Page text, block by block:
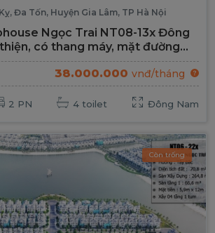
Đa Tốn, Huyện Gia Lâm, TP Hà Nội
Ngọc Trai NT08-13x Đông
có thang máy, mặt đường
38.000.000 vnđ/tháng
2 PN 4 toilet Đông Nam
Còn trống